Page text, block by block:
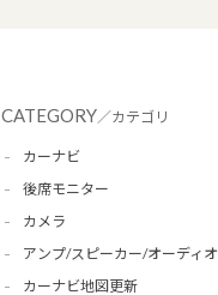
CATEGORY／カテゴリ
カーナビ
後席モニター
カメラ
アンプ/スピーカー/オーディオ
カーナビ地図更新